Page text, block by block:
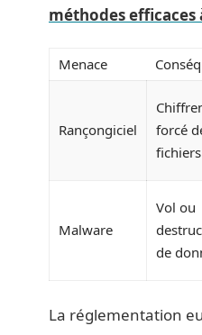
méthodes
Menace
Rançongiciel
forcé
fichiers
Malware
Vol ou
de
La réglementation